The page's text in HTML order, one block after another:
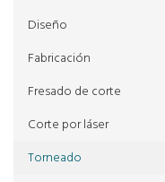
Diseño
Fabricación
Fresado de corte
Corte por láser
Torneado